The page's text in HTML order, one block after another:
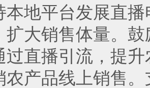
本地平台发展直
扩大销售体量。
过直播引流，提
农产品线上销售